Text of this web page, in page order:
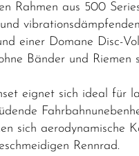
Rahmen aus 500
einer Domane Disc-
Bänder und Riemen
eignet sich ideal für
sich aerodynamische
Rennrad.